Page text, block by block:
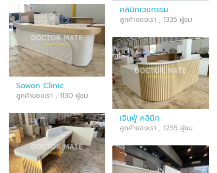
คลินิกเวชกรรม
ลูกค้าของเรา , 1335 ผู้ชม
Sowon Clinic
ลูกค้าของเรา , 1130 ผู้ชม
เจินฟู่ คลินิก
ลูกค้าของเรา , 1255 ผู้ชม